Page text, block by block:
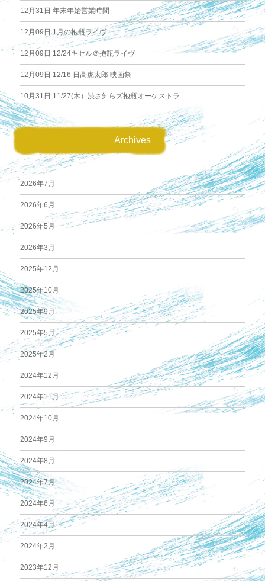
ョ
ン
12月31日 年末年始営業時間
12月09日1月の抱瓶ライヴ
12月09日 12/24キセル＠抱瓶ライヴ
12月09日 12/16 日高虎太郎 映画祭
10月31日 11/27(木）渋さ知らズ抱瓶オーケストラ
Archives
2026年7月
2026年6月
2026年5月
2026年3月
2025年12月
2025年10月
2025年9月
2025年5月
2025年2月
2024年12月
2024年11月
2024年10月
2024年9月
2024年8月
2024年7月
2024年6月
2024年4月
2024年2月
2023年12月